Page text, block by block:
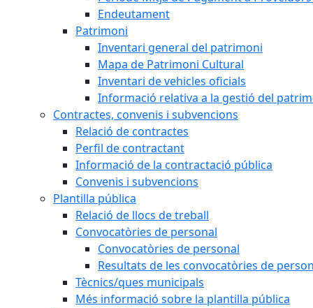
Endeutament
Patrimoni
Inventari general del patrimoni
Mapa de Patrimoni Cultural
Inventari de vehicles oficials
Informació relativa a la gestió del
Contractes, convenis i subvencions
Relació de contractes
Perfil de contractant
Informació de la contractació pública
Convenis i subvencions
Plantilla pública
Relació de llocs de treball
Convocatòries de personal
Convocatòries de personal
Resultats de les convocatòries de
Tècnics/ques municipals
Més informació sobre la plantilla pública